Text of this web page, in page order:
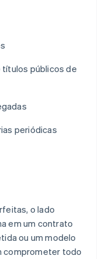
títulos públicos de
periódicas
o lado
em um contrato
ou um modelo
comprometer todo